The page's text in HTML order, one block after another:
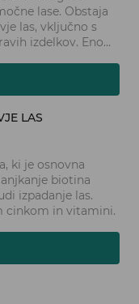
lase. Obstaja
las, vključno s
izdelkov. Eno
LAS
ki je osnovna
biotina
izpadanje las.
cinkom in vitamini.